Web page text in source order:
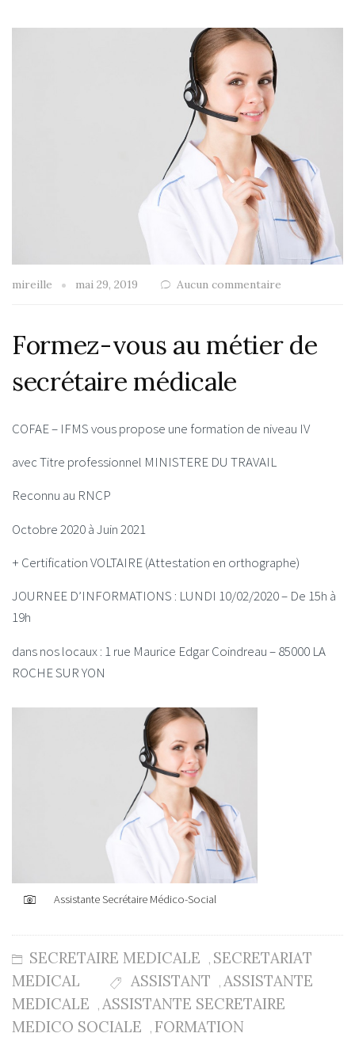
mireille mai 29, 2019 Aucun commentaire
Formez-vous au métier de
secrétaire médicale
COFAE – IFMS vous propose une formation de niveau IV
avec Titre professionnel MINISTERE DU TRAVAIL
Reconnu au RNCP
Octobre 2020 à Juin 2021
+ Certification VOLTAIRE (Attestation en orthographe)
JOURNEE D’INFORMATIONS : LUNDI 10/02/2020 – De 15h à
19h
dans nos locaux : 1 rue Maurice Edgar Coindreau – 85000 LA
ROCHE SUR YON
Assistante Secrétaire Médico-Social
SECRETAIRE MEDICALE , SECRETARIAT
MEDICAL
ASSISTANT , ASSISTANTE
MEDICALE
, ASSISTANTE SECRETAIRE
MEDICO SOCIALE
, FORMATION